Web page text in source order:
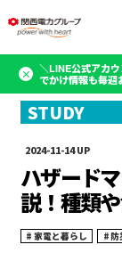
＼LINE公式アカ
でかけ情報も毎週
2024-11-14
ハザード
説！種類
家電と暮らし 防